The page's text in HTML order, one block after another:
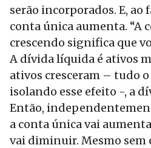
serão incorporados. E, ao
conta única aumenta. “A
crescendo significa que
A dívida líquida é ativos
ativos cresceram – tudo
isolando esse efeito -, a
Então,
a conta única vai
vai diminuir. Mesmo sem